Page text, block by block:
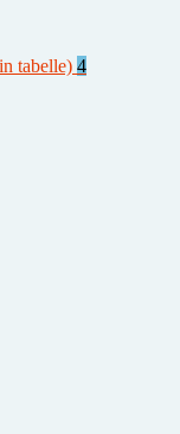
tabelle) 4